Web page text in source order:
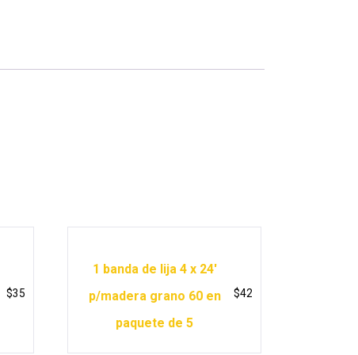
$35
1 banda de lija 4 x 24′
p/madera grano 60 en
paquete de 5
$42